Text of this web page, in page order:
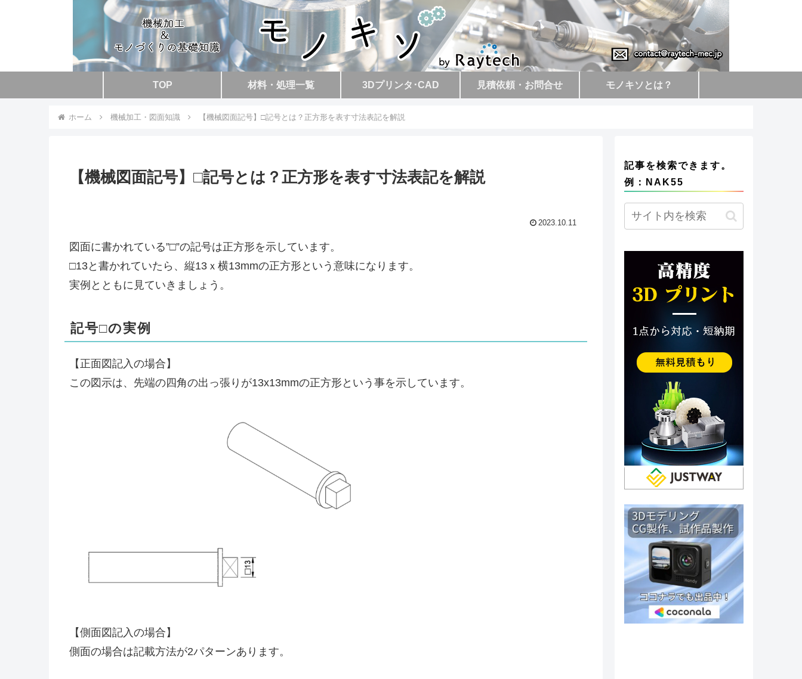
TOP 材料・処理一覧 3Dプリンタ･CAD 見積依頼・お問合せ モノキソとは？
ホーム 機械加工・図面知識 【機械図面記号】□記号とは？正方形を表す寸法表記を解説
【機械図面記号】□記号とは？正方形を表す寸法表記を解説
2023.10.11
図面に書かれている”□”の記号は正方形を示しています。
□13と書かれていたら、縦13ｘ横13mmの正方形という意味になります。
実例とともに見ていきましょう。
記号□の実例
【正面図記入の場合】
この図示は、先端の四角の出っ張りが13x13mmの正方形という事を示しています。
【側面図記入の場合】
側面の場合は記載方法が2パターンあります。
記事を検索できます。
例：NAK55